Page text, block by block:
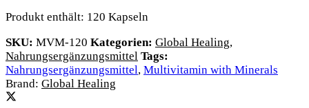
Produkt enthält: 120 Kapseln
SKU: MVM-120 Kategorien: Global Healing,
Nahrungsergänzungsmittel Tags:
Nahrungsergänzungsmittel, Multivitamin with Minerals
Brand: Global Healing